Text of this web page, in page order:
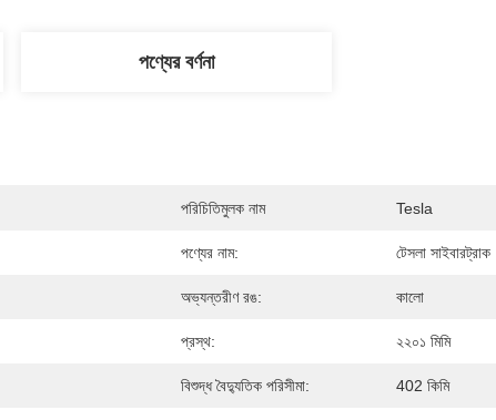
পণ্যের বর্ণনা
পরিচিতিমুলক নাম Tesla
পণ্যের নাম: টেসলা সাইবারট্রাক
অভ্যন্তরীণ রঙ: কালো
প্রস্থ: ২২০১ মিমি
বিশুদ্ধ বৈদ্যুতিক পরিসীমা: 402 কিমি